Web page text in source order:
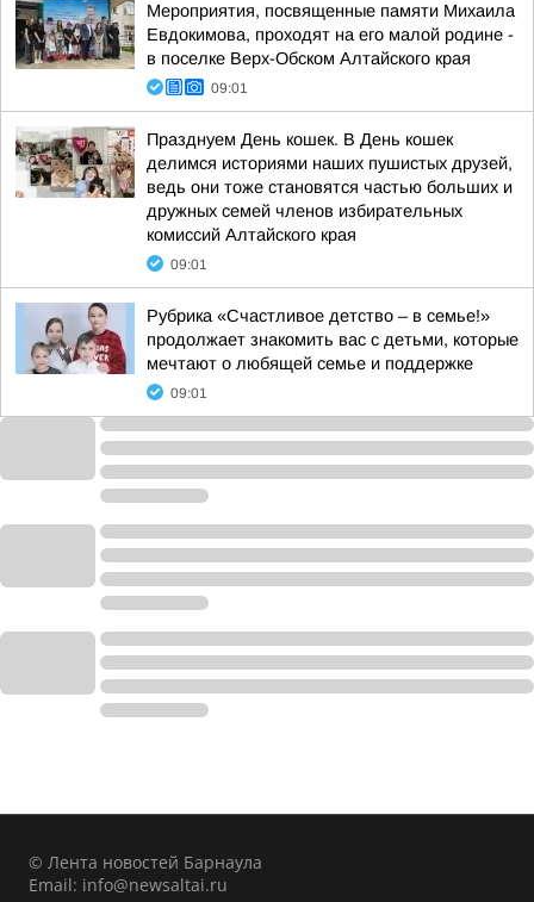
Мероприятия, посвященные памяти Михаила
Евдокимова, проходят на его малой родине -
в поселке Верх-Обском Алтайского края
09:01
Празднуем День кошек. В День кошек
делимся историями наших пушистых друзей,
ведь они тоже становятся частью больших и
дружных семей членов избирательных
комиссий Алтайского края
09:01
Рубрика «Счастливое детство – в семье!»
продолжает знакомить вас с детьми, которые
мечтают о любящей семье и поддержке
09:01
© Лента новостей Барнаула
Email: info@newsaltai.ru